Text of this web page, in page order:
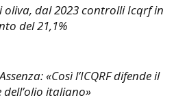
oliva, dal 2023 controlli Icqrf in
del 21,1%
«Così l’ICQRF difende il
dell’olio italiano»